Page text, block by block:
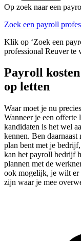
Op zoek naar een
Zoek een payroll
Klik op ‘Zoek een
professional Reuver te
Payroll
op letten
Waar moet je nu
Wanneer je een offerte
kandidaten is het wel
kennen. Ben
plan bent met je
kan het payroll bedrijf
plannen met de
ook mogelijk, je wilt er
zijn waar je mee